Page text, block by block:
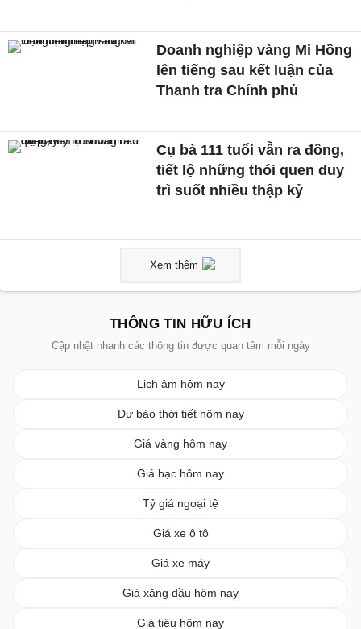
Doanh nghiệp vàng Mi Hồng
lên tiếng sau kết luận của
Thanh tra Chính phủ
Cụ bà 111 tuổi vẫn ra đồng,
tiết lộ những thói quen duy
trì suốt nhiều thập kỷ
Xem thêm
THÔNG TIN HỮU ÍCH
Cập nhật nhanh các thông tin được quan tâm mỗi ngày
Lịch âm hôm nay
Dự báo thời tiết hôm nay
Giá vàng hôm nay
Giá bạc hôm nay
Tỷ giá ngoại tệ
Giá xe ô tô
Giá xe máy
Giá xăng dầu hôm nay
Giá tiêu hôm nay